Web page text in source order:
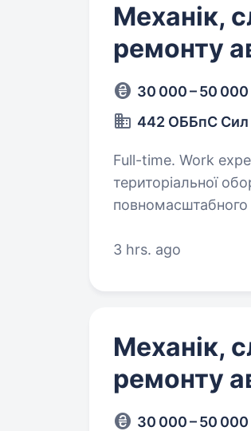
Механік,
ремонту
30 000 – 50 000
442 ОББпС
Full-time. Work experience
територіальної
повномасштабного вторгнення. Підрозділи
3 hrs. ago
Механік,
ремонту
30 000 – 50 000